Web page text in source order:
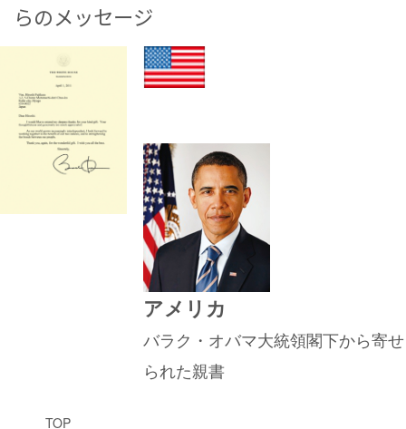
らのメッセージ
アメリカ
バラク・オバマ大統領閣下から寄せ
られた親書
TOP